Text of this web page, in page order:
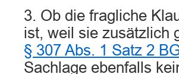
3. Ob die fragliche
ist, weil sie zusätzlich
§ 307 Abs. 1 Satz 2
Sachlage ebenfalls